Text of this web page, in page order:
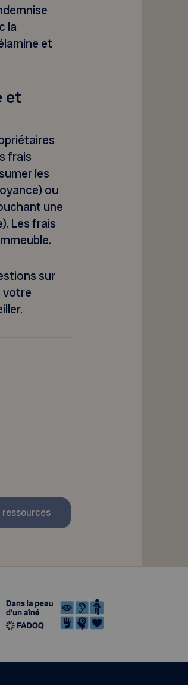
la
et
et
frais
les
ou
une
Les frais
sur
votre
ressources